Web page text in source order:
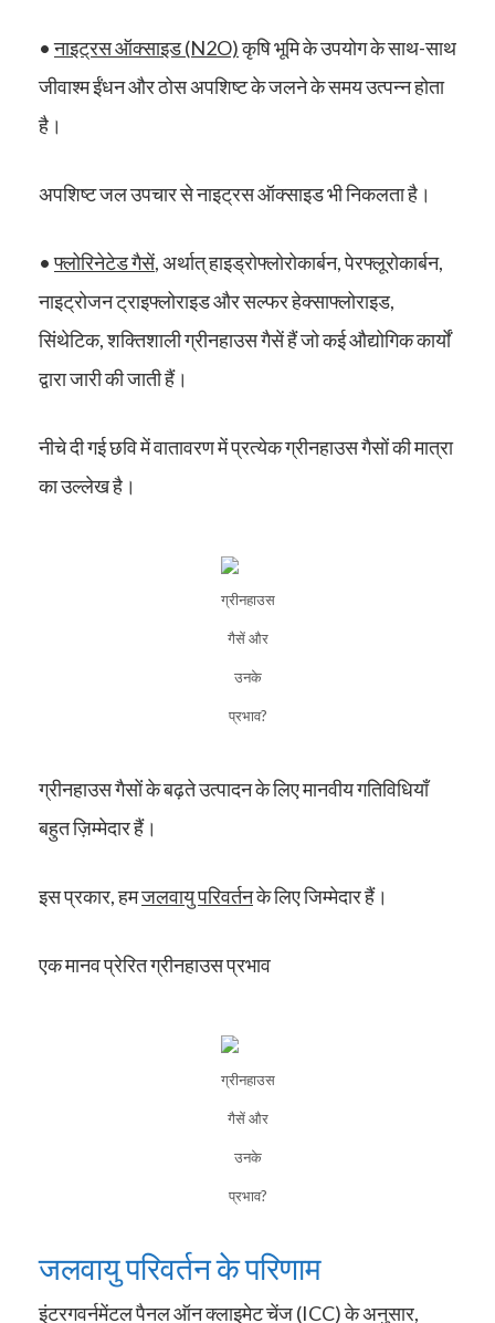
•नाइट्रस ऑक्साइड (N2O)कृषि भूमि के उपयोग के साथ-साथ
जीवाश्म ईंधन और ठोस अपशिष्ट के जलने के समय उत्पन्न होता
है।
अपशिष्ट जल उपचार से नाइट्रस ऑक्साइड भी निकलता है।
•फ्लोरिनेटेड गैसें, अर्थात् हाइड्रोफ्लोरोकार्बन, पेरफ्लूरोकार्बन,
नाइट्रोजन ट्राइफ्लोराइड और सल्फर हेक्साफ्लोराइड,
सिंथेटिक, शक्तिशाली ग्रीनहाउस गैसें हैं जो कई औद्योगिक कार्यों
द्वारा जारी की जाती हैं।
नीचे दी गई छवि में वातावरण में प्रत्येक ग्रीनहाउस गैसों की मात्रा
का उल्लेख है।
ग्रीनहाउस
गैसें और
उनके
प्रभाव?
ग्रीनहाउस गैसों के बढ़ते उत्पादन के लिए मानवीय गतिविधियाँ
बहुत ज़िम्मेदार हैं।
इस प्रकार, हमजलवायु परिवर्तनके लिए जिम्मेदार हैं।
एक मानव प्रेरित ग्रीनहाउस प्रभाव
ग्रीनहाउस
गैसें और
उनके
प्रभाव?
जलवायु परिवर्तन के परिणाम
इंटरगवर्नमेंटल पैनल ऑन क्लाइमेट चेंज (ICC) के अनुसार,